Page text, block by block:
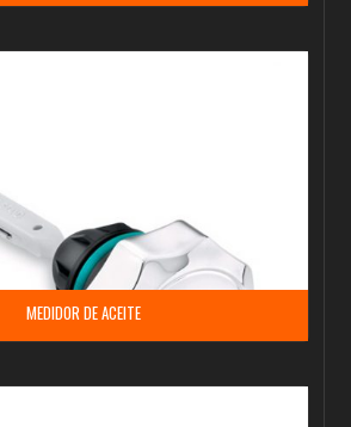
MEDIDOR DE ACEITE